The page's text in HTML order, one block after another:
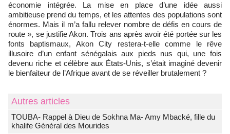
économie intégrée. La mise en place d’une idée aussi
ambitieuse prend du temps, et les attentes des populations sont
énormes. Mais il m’a fallu relever nombre de défis en cours de
route », se justifie Akon. Trois ans après avoir été portée sur les
fonts baptismaux, Akon City restera-t-elle comme le rêve
illusoire d’un enfant sénégalais aux pieds nus qui, une fois
devenu riche et célèbre aux États-Unis, s’était imaginé devenir
le bienfaiteur de l’Afrique avant de se réveiller brutalement ?
Autres articles
TOUBA- Rappel à Dieu de Sokhna Ma- Amy Mbacké, fille du
khalife Général des Mourides